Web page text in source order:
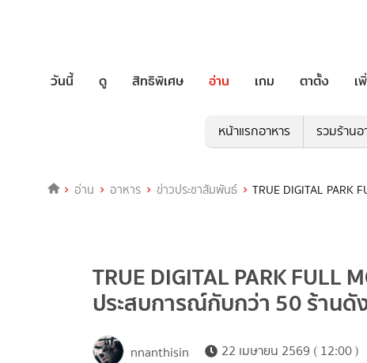
วันนี้ ดู สิทธิพิเศษ อ่าน เกม ตาตั้ง เ
หน้าแรกอาหาร รวมร้านอ
อ่าน อาหาร ข่าวประชาสัมพันธ์ TRUE DIGITAL PARK
TRUE DIGITAL PARK FULL
ประสบการณ์กับกว่า 50 ร้านดั
nnanthisin 22 เมษายน 2569 ( 12:00 )